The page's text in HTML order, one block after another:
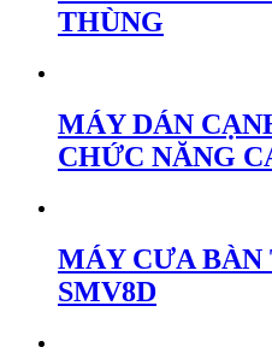
THÙNG
MÁY DÁN
CHỨC NĂNG
MÁY CƯA BÀN
SMV8D